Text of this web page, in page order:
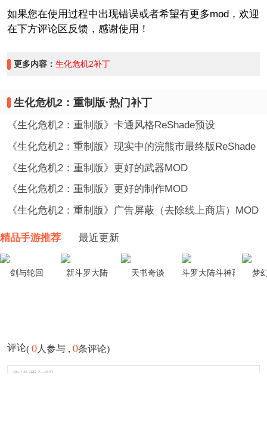
如果您在使用过程中出现错误或者希望有更多mod，欢迎
在下方评论区反馈，感谢使用！
更多内容： 生化危机2补丁
生化危机2：重制版·热门补丁
《生化危机2：重制版》卡通风格ReShade预设
《生化危机2：重制版》现实中的浣熊市最终版ReShade
预设
《生化危机2：重制版》更好的武器MOD
《生化危机2：重制版》更好的制作MOD
《生化危机2：重制版》广告屏蔽（去除线上商店）MOD
精品手游推荐 最近更新
剑与轮回 新斗罗大陆 天书奇谈 斗罗大陆斗神再临 梦
评论( 0人参与 , 0条评论)